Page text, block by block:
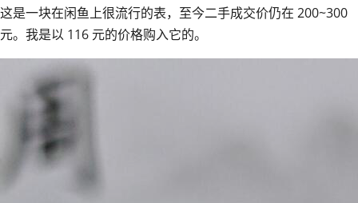
这是一块在闲鱼上很流行的表，至今二手成交价仍在 200~300
元。我是以 116 元的价格购入它的。